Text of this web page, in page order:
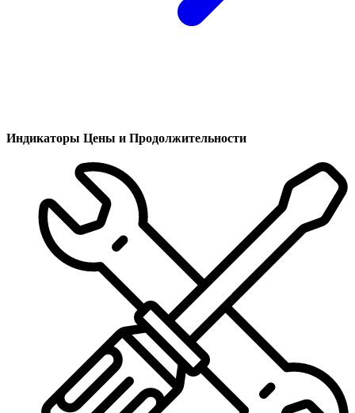
Индикаторы Цены и Продолжительности